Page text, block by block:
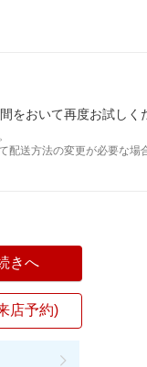
をおいて再度お試しく
送方法の変更が必要な場
きへ
店予約)